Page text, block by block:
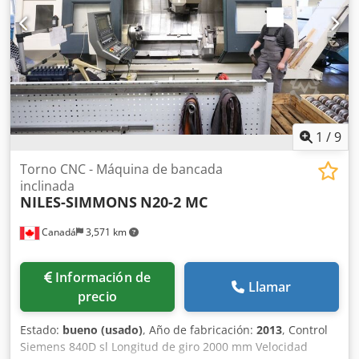
1 /9
Canadá 3,571 km
Torno CNC - Máquina de bancada
inclinada
NILES-SIMMONS N20-2 MC
Información de
precio
Llamar
Estado: bueno (usado), Año de fabricación: 2013, Control
Siemens 840D sl Longitud de giro 2000 mm Velocidad